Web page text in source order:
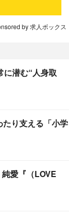
by 求人ボックス
に潜む“人身取
り支える「小学
愛『（LOVE